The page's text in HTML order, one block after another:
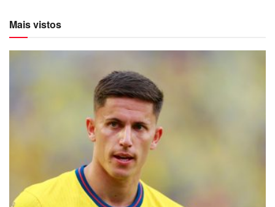
Mais vistos